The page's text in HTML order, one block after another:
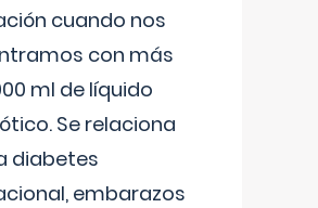
cuando nos
con más
ml de líquido
Se relaciona
diabetes
embarazos